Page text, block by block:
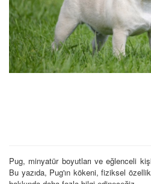
Pug, minyatür boyutları ve eğlenceli
Bu yazıda, Pug'ın kökeni, fiziksel